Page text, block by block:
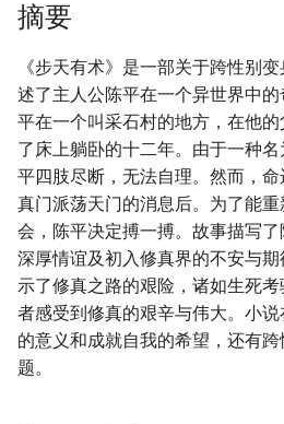
摘要
《步天有术》是一部关于跨性别
述了主人公陈平在一个异世界中
平在一个叫采石村的地方，在他
了床上躺卧的十二年。由于一种名
平四肢尽断，无法自理。然而，
真门派荡天门的消息后。为了能
会，陈平决定搏一搏。故事描写
深厚情谊及初入修真界的不安与
示了修真之路的艰险，诸如生死
者感受到修真的艰辛与伟大。小
的意义和成就自我的希望，还有
题。